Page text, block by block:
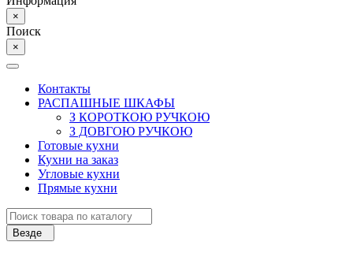
×
Поиск
×
Контакты
РАСПАШНЫЕ ШКАФЫ
З КОРОТКОЮ РУЧКОЮ
З ДОВГОЮ РУЧКОЮ
Готовые кухни
Кухни на заказ
Угловые кухни
Прямые кухни
Везде